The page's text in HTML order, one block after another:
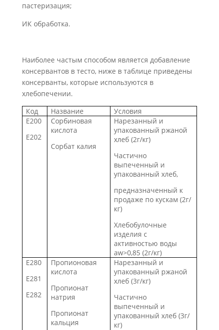
пастеризация;
ИК обработка.
Наиболее частым способом является добавление
консервантов в тесто, ниже в таблице приведены
консерванты, которые используются в
хлебопечении.
Код
Название
Условия
E200
E202
Сорбиновая
кислота
Сорбат калия
Нарезанный и
упакованный ржаной
хлеб (2г/кг)
Частично
выпеченный и
упакованный хлеб,
предназначенный к
продаже по кускам (2г/
кг)
Хлебобулочные
изделия с
активностью воды
aw>0,85 (2г/кг)
E280
E281
E282
Пропионовая
кислота
Пропионат
натрия
Пропионат
кальция
Нарезанный и
упакованный ржаной
хлеб (3г/кг)
Частично
выпеченный и
упакованный хлеб (3г/
кг)